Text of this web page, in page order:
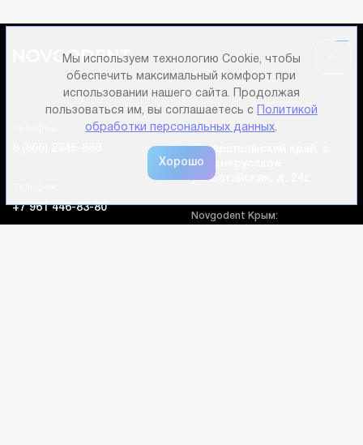
+7 961 446-83-80
Адрес:
Ставропольский край, с.
Верхнерусское,
ул. Батайская, д. 24г.
Novgodent Крым:
Мы используем технологию Cookie, чтобы
обеспечить максимальный комфорт при
использовании нашего сайта. Продолжая
пользоваться им, вы соглашаетесь с
Политикой
обработки персональных данных.